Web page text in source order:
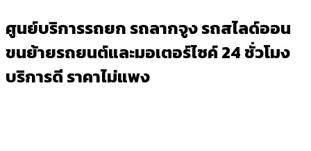
ศูนย์บริการรถยก รถลากจูง รถสไลด์ออน
ขนย้ายรถยนต์และมอเตอร์ไซค์ 24 ชั่วโมง
บริการดี ราคาไม่แพง